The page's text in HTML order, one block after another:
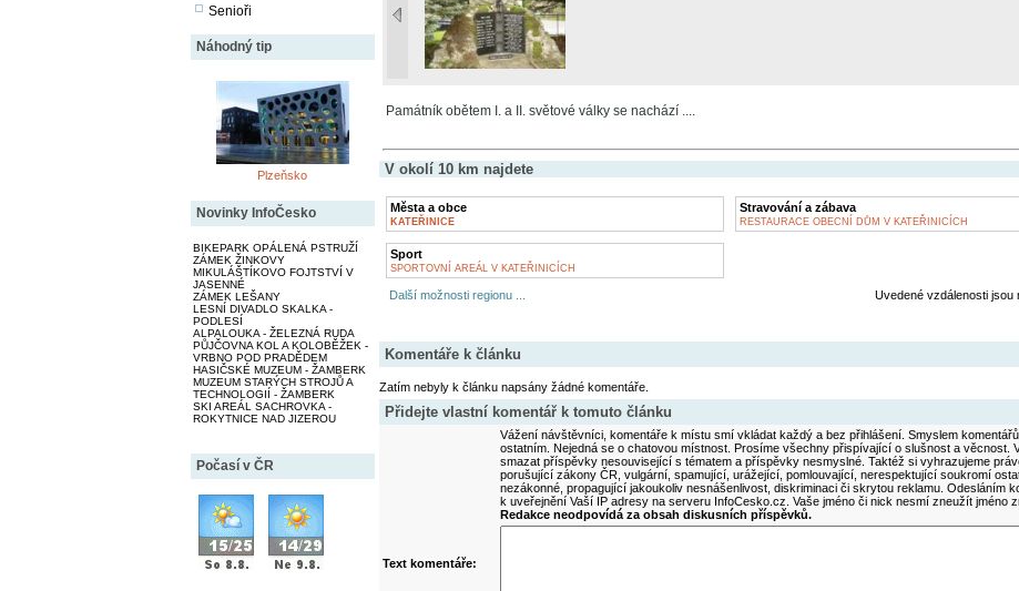
Senioři
Náhodný tip
Plzeňsko
Novinky InfoČesko
BIKEPARK OPÁLENÁ PSTRUŽÍ
ZÁMEK ŽINKOVY
MIKULÁŠTÍKOVO FOJTSTVÍ V
JASENNÉ
ZÁMEK LEŠANY
LESNÍ DIVADLO SKALKA -
PODLESÍ
ALPALOUKA - ŽELEZNÁ RUDA
PŮJČOVNA KOL A KOLOBĚŽEK -
VRBNO POD PRADĚDEM
HASIČSKÉ MUZEUM - ŽAMBERK
MUZEUM STARÝCH STROJŮ A
TECHNOLOGIÍ - ŽAMBERK
SKI AREÁL SACHROVKA -
ROKYTNICE NAD JIZEROU
Počasí v ČR
Památník obětem I. a II. světové války se nachází ....
V okolí 10 km najdete
Města a obce
KATEŘINICE
Stravování a zábava
RESTAURACE OBECNÍ DŮM V KATEŘINICÍCH
Sport
SPORTOVNÍ AREÁL V KATEŘINICÍCH
Další možnosti regionu ... Uvedené vzdálenosti jsou
Komentáře k článku
Zatím nebyly k článku napsány žádné komentáře.
Přidejte vlastní komentář k tomuto článku
Vážení návštěvníci, komentáře k místu smí vkládat každý a bez přihlášení. Smyslem
ostatním. Nejedná se o chatovou místnost. Prosíme všechny přispívající o slušnost a věcnost.
smazat příspěvky nesouvisející s tématem a příspěvky nesmyslné. Taktéž si vyhrazujeme
porušující zákony ČR, vulgární, spamující, urážející, pomlouvající, nerespektující soukromí
nezákonné, propagující jakoukoliv nesnášenlivost, diskriminaci či skrytou reklamu. Odesláním
k uveřejnění Vaší IP adresy na serveru InfoCesko.cz. Vaše jméno či nick nesmí zneužít jméno
Redakce neodpovídá za obsah diskusních příspěvků.
Text komentáře: